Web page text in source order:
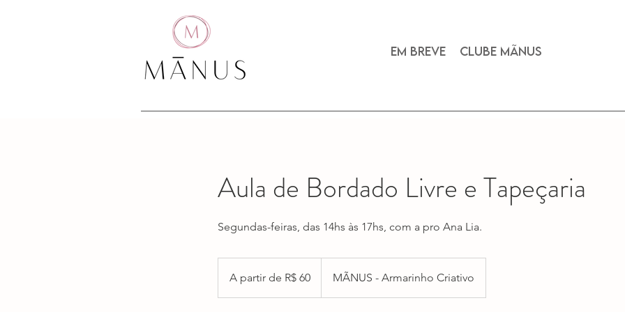
Em breve Clube Mãnus
Aula de Bordado Livre e Tapeçaria
Segundas-feiras, das 14hs às 17hs, com a pro Ana Lia.
brasileiros
A partir de R$ 60 MÃNUS - Armarinho Criativo